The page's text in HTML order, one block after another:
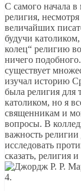
С самого начала
религия,
величайших
будучи
колец“ религию
ничего
существует
изучал историю
была религия для
католиком, но я
священникам и
вопросы. В
важность
исследовать
сказать, религия
4.